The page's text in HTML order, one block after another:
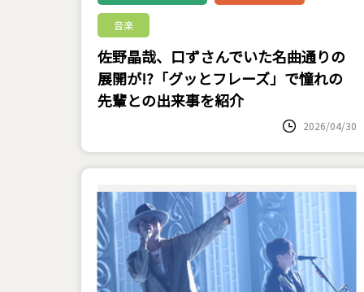
音楽
佐野晶哉、口ずさんでいた名曲通りの
展開が!?「グッとフレーズ」で憧れの
先輩との出来事を紹介
2026/04/30